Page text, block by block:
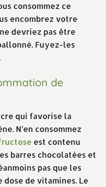
consommez ce
encombrez votre
devriez pas être
Fuyez-les
de
qui favorise la
N’en consommez
est contenu
barres chocolatées et
pas que les
dose de vitamines. Le